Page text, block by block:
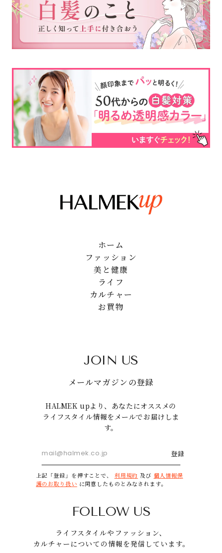
ホーム
ファッション
美と健康
ライフ
カルチャー
お買物
JOIN US
メールマガジンの登録
HALMEK upより、あなたにオススメの
ライフスタイル情報をメールでお届けしま
す。
登録
上記「登録」を押すことで、 利用規約 及び 個人情報保
護のお取り扱い に同意したものとみなされます。
FOLLOW US
ライフスタイルやファッション、
カルチャーについての情報を発信しています。